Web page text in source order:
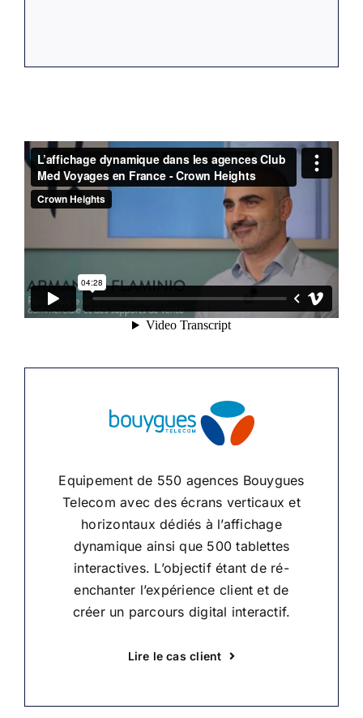
Equipement de 550 agences Bouygues
Telecom avec des écrans verticaux et
horizontaux dédiés à l’affichage
dynamique ainsi que 500 tablettes
interactives. L’objectif étant de ré-
enchanter l’expérience client et de
créer un parcours digital interactif.
Lire le cas client